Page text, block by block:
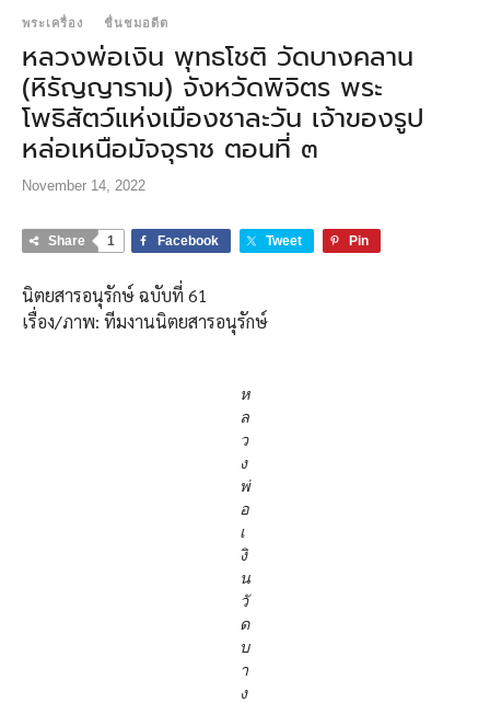
พระเครื่อง ชื่นชมอดีต
หลวงพ่อเงิน พุทธโชติ วัดบางคลาน
(หิรัญญาราม) จังหวัดพิจิตร พระ
โพธิสัตว์แห่งเมืองชาละวัน เจ้าของรูป
หล่อเหนือมัจจุราช ตอนที่ ๓
November 14, 2022
Share 1 Facebook Tweet Pin
นิตยสารอนุรักษ์ ฉบับที่ 61
เรื่อง/ภาพ: ทีมงานนิตยสารอนุรักษ์
ห
ล
ว
ง
พ่
อ
เ
งิ
น
วั
ด
บ
า
ง